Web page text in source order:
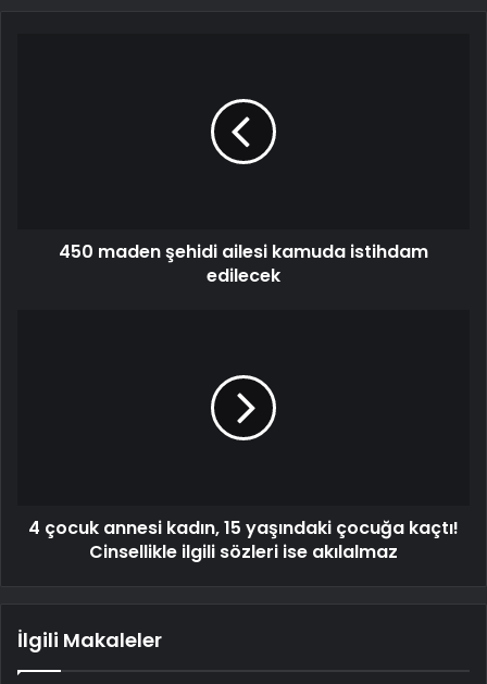
450 maden şehidi ailesi kamuda istihdam
edilecek
4 çocuk annesi kadın, 15 yaşındaki çocuğa kaçtı!
Cinsellikle ilgili sözleri ise akılalmaz
İlgili Makaleler